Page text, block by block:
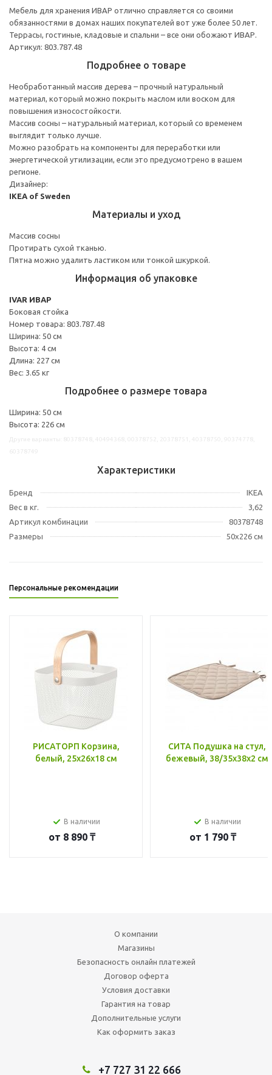
Мебель для хранения ИВАР отлично справляется со своими
обязанностями в домах наших покупателей вот уже более 50 лет.
Террасы, гостиные, кладовые и спальни – все они обожают ИВАР.
Артикул: 803.787.48
Подробнее о товаре
Необработанный массив дерева – прочный натуральный
материал, который можно покрыть маслом или воском для
повышения износостойкости.
Массив сосны – натуральный материал, который со временем
выглядит только лучше.
Можно разобрать на компоненты для переработки или
энергетической утилизации, если это предусмотрено в вашем
регионе.
Дизайнер:
IKEA of Sweden
Материалы и уход
Массив сосны
Протирать сухой тканью.
Пятна можно удалить ластиком или тонкой шкуркой.
Информация об упаковке
IVAR ИВАР
Боковая стойка
Номер товара: 803.787.48
Ширина: 50 см
Высота: 4 см
Длина: 227 см
Вес: 3.65 кг
Подробнее о размере товара
Ширина: 50 см
Высота: 226 см
Характеристики
Бренд
IKEA
Вес в кг.
3,62
Артикул комбинации
80378748
Размеры
50x226 см
Персональные рекомендации
РИСАТОРП Корзина,
белый, 25x26x18 см
В наличии
от 8 890 ₸
СИТА Подушка на стул,
бежевый, 38/35x38x2 см
В наличии
от 1 790 ₸
О компании
Магазины
Безопасность онлайн платежей
Договор оферта
Условия доставки
Гарантия на товар
Дополнительные услуги
Как оформить заказ
+7 727 31 22 666